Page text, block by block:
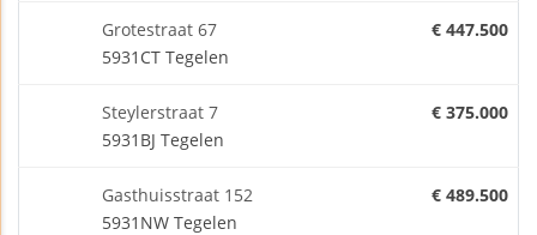
Grotestraat 67
5931CT Tegelen
€ 447.500
Steylerstraat 7
5931BJ Tegelen
€ 375.000
Gasthuisstraat 152
5931NW Tegelen
€ 489.500